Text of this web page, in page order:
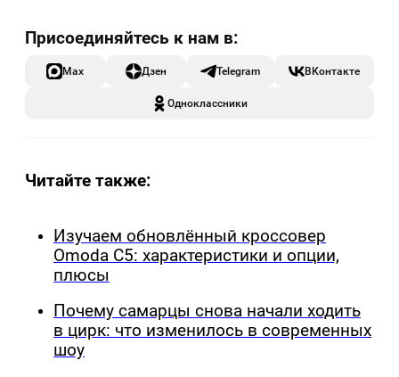
Max Дзен Telegram ВКонтакте
Одноклассники
Читайте также:
Изучаем обновлённый кроссовер
Omoda C5: характеристики и опции,
плюсы
Почему самарцы снова начали ходить
в цирк: что изменилось в современных
шоу